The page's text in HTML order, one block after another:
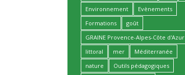
Environnement
Evènements
Formations
goût
GRAINE Provence-Alpes-Côte d'Azur
littoral
mer
Méditerranée
nature
Outils pédagogiques